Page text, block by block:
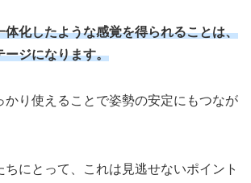
体化したような感覚を得られることは、
ージになります。
かり使えることで姿勢の安定にもつなが
ちにとって、これは見逃せないポイント